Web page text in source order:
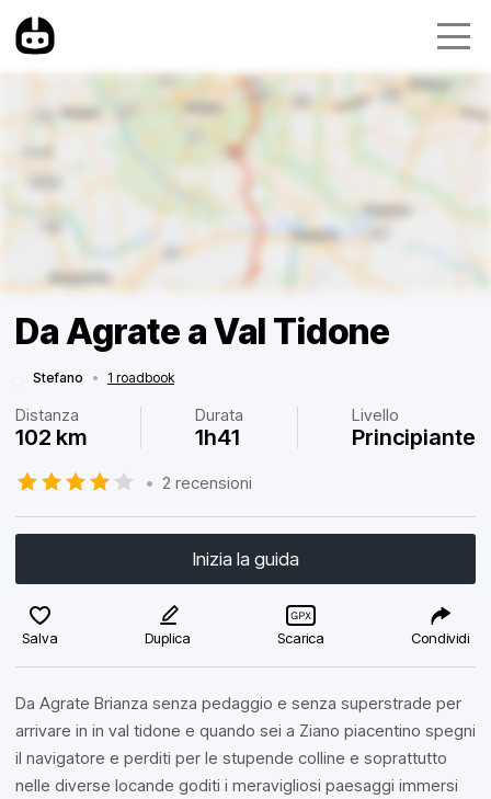
Da Agrate a Val Tidone
Stefano • 1 roadbook
Distanza
102 km
Durata
1h41
Livello
Principiante
• 2 recensioni
Inizia la guida
Salva Duplica Scarica Condividi
Da Agrate Brianza senza pedaggio e senza superstrade per
arrivare in in val tidone e quando sei a Ziano piacentino spegni
il navigatore e perditi per le stupende colline e soprattutto
nelle diverse locande goditi i meravigliosi paesaggi immersi